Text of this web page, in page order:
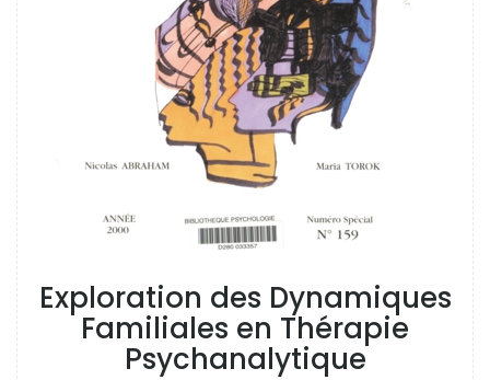
Exploration des Dynamiques
Familiales en Thérapie
Psychanalytique